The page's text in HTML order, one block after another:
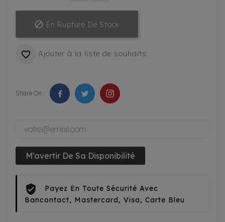
 En Rupture De Stock
 Ajouter à la liste de souhaits
Share On :
M'avertir De Sa Disponibilité
Payez En Toute Sécurité Avec
Bancontact, Mastercard, Visa, Carte Bleu